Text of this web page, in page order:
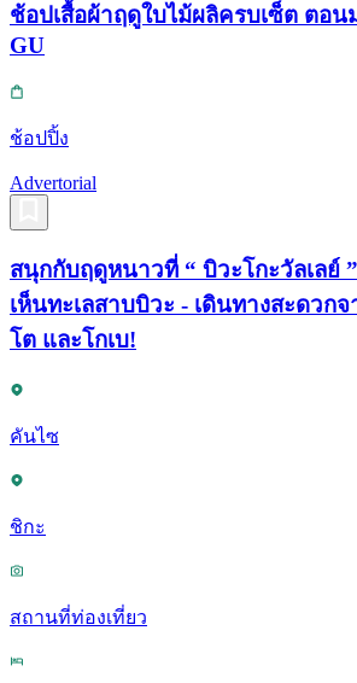
ช้อปเสื้อผ้าฤดูใบไม้ผลิครบเซ็ต ตอ
GU
ช้อปปิ้ง
Advertorial
สนุกกับฤดูหนาวที่ “ บิวะโกะวัลเลย์
เห็นทะเลสาบบิวะ - เดินทางสะดวก
โต และโกเบ!
คันไซ
ชิกะ
สถานที่ท่องเที่ยว